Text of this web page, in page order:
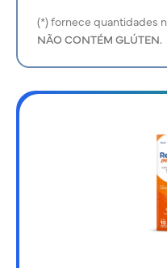
(*) fornece quantidades
NÃO CONTÉM GLÚTEN.